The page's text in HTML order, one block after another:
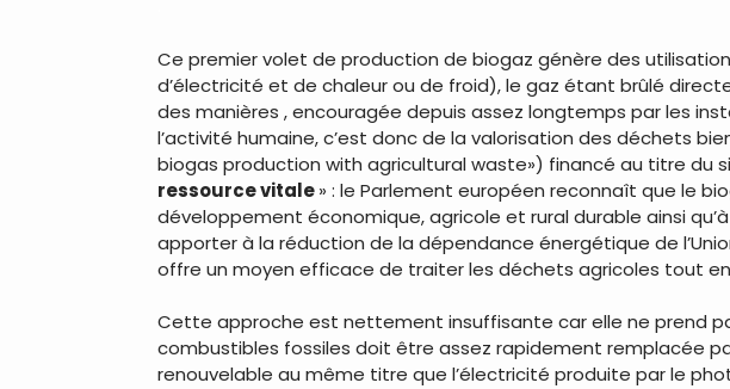
Ce premier volet de production de biogaz génère des
d’électricité et de chaleur ou de froid), le gaz étant brûlé
des manières , encouragée depuis assez longtemps par les
l’activité humaine, c’est donc de la valorisation des déchets
biogas production with agricultural waste») financé au titre du
ressource vitale» : le Parlement européen reconnaît que le
développement économique, agricole et rural durable ainsi
apporter à la réduction de la dépendance énergétique de
offre un moyen efficace de traiter les déchets agricoles tout
Cette approche est nettement insuffisante car elle ne prend
combustibles fossiles doit être assez rapidement remplacée
renouvelable au même titre que l’électricité produite par le